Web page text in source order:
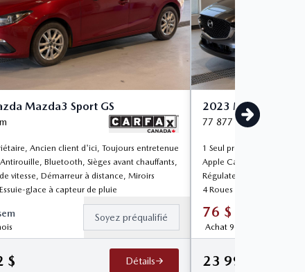
Mazda3 Sport GS
Ancien client d'ici, Toujours entretenue
Bluetooth, Sièges avant chauffants,
vitesse, Démarreur à distance, Miroirs
glace à capteur de pluie
Soyez préqualifié
$ Détails
2023 Mazda CX-30
77 877 km
1 Seul propriétaire,
Apple Carplay, Android
Régulateur de vitesse,
4 Roues motrices
76 $
Achat 96 mois
23 995